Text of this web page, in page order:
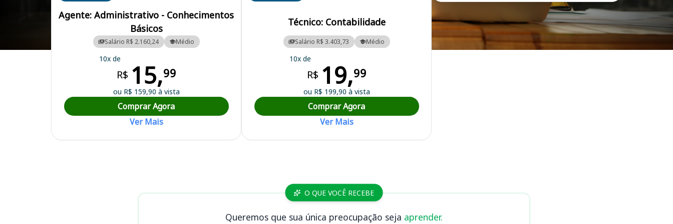
Curso Preparatório para o Concurso CRF MT - Conselho Regional de Farmácia do Mato Grosso
Agente: Administrativo - Conhecimentos
Básicos
Salário R$ 2.160,24 Médio
10x de
R$ 15,99
ou R$ 159,90 à vista
Comprar Agora
Ver Mais
Técnico: Contabilidade
Salário R$ 3.403,73 Médio
10x de
R$ 19,99
ou R$ 199,90 à vista
Comprar Agora
Ver Mais
Cursos CRF MT O QUE VOCÊ RECEBE
Queremos que sua única preocupação seja aprender.